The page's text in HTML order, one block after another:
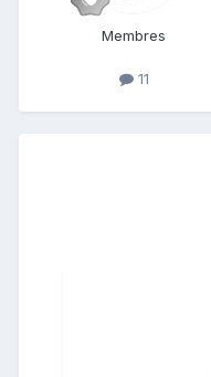
Membres
11